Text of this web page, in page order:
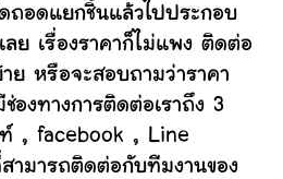
ถอดแยกชิ้นแล้วไปประกอบ
ลย เรื่องราคาก็ไม่แพง ติดต่อ
ย หรือจะสอบถามว่าราคา
องทางการติดต่อเราถึง 3
ท์ , facebook , Line
ามารถติดต่อกับทีมงานของ